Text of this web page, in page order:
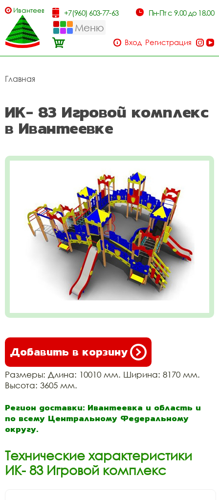
Ивантеевка +7(960) 603-77-63 Пн-Пт с 9.00 до 18.00
Меню
Вход Регистрация
Главная
ИК- 83 Игровой комплекс
в Ивантеевке
Добавить в корзину
Размеры: Длина: 10010 мм. Ширина: 8170 мм.
Высота: 3605 мм.
Регион доставки: Ивантеевка и область и
по всему Центральному Федеральному
округу.
Технические характеристики
ИК- 83 Игровой комплекс